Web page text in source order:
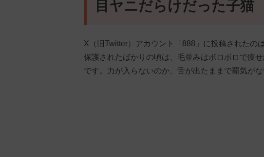
目ヤニだらけだった子猫
X（旧Twitter）アカウント「888」に投稿されたの
保護されたばかりの頃は、毛並みはボロボロで痩
です。力が入らないのか、舌が出たままで覇気がな